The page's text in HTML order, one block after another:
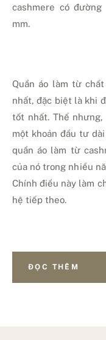
cashmere có
mm.
Quần áo làm từ
nhất, đặc biệt là khi
tốt nhất. Thế
một khoản đầu tư
quần áo làm từ
của nó trong nhiều
Chính điều này làm
hệ tiếp theo.
ĐỌC THÊM